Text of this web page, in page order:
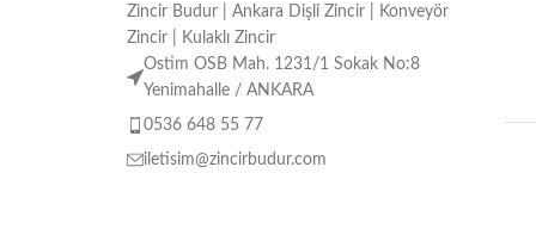
Zincir Budur | Ankara Dişli Zincir | Konveyör
Zincir | Kulaklı Zincir
Ostim OSB Mah. 1231/1 Sokak No:8
Yenimahalle / ANKARA
0536 648 55 77
iletisim@zincirbudur.com